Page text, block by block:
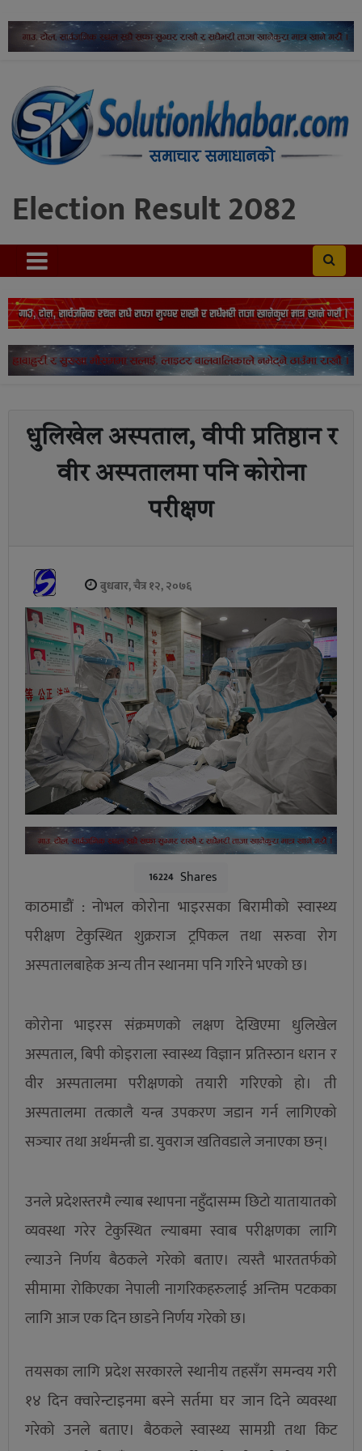
Election Result 2082
धुलिखेल अस्पताल, वीपी प्रतिष्ठान र
वीर अस्पतालमा पनि कोरोना
परीक्षण
बुधबार, चैत्र १२, २०७६
16224 Shares
काठमाडौं : नोभल कोरोना भाइरसका बिरामीको स्वास्थ्य
परीक्षण टेकुस्थित शुक्रराज ट्रपिकल तथा सरुवा रोग
अस्पतालबाहेक अन्य तीन स्थानमा पनि गरिने भएको छ।
कोरोना भाइरस संक्रमणको लक्षण देखिएमा धुलिखेल
अस्पताल, बिपी कोइराला स्वास्थ्य विज्ञान प्रतिस्ठान धरान र
वीर अस्पतालमा परीक्षणको तयारी गरिएको हो। ती
अस्पतालमा तत्कालै यन्त्र उपकरण जडान गर्न लागिएको
सञ्‍चार तथा अर्थमन्त्री डा. युवराज खतिवडाले जनाएका छन्।
उनले प्रदेशस्तरमै ल्याब स्थापना नहुँदासम्म छिटो यातायातको
व्यवस्था गरेर टेकुस्थित ल्याबमा स्वाब परीक्षणका लागि
ल्याउने निर्णय बैठकले गरेको बताए। त्यस्तै भारततर्फको
सीमामा रोकिएका नेपाली नागरिकहरुलाई अन्तिम पटकका
लागि आज एक दिन छाडने निर्णय गरेको छ।
तयसका लागि प्रदेश सरकारले स्थानीय तहसँग समन्वय गरी
१४ दिन क्‍वारेन्टाइनमा बस्ने सर्तमा घर जान दिने व्यवस्था
गरेको उनले बताए। बैठकले स्वास्थ्य सामग्री तथा किट